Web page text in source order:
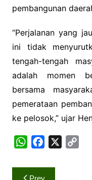
pembangunan
“Perjalanan yang
ini tidak
tengah-tengah
adalah momen
bersama
pemerataan
ke pelosok,” ujar
W
a
c
Navigasi